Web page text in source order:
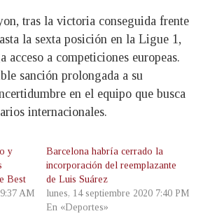
tras la victoria conseguida frente
la sexta posición en la Ligue 1,
acceso a competiciones europeas.
sanción prolongada a su
en el equipo que busca
internacionales.
y
Best
AM
Barcelona habría cerrado la
incorporación del reemplazante
de Luis Suárez
lunes, 14 septiembre 2020 7:40 PM
En «Deportes»